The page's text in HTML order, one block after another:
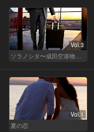
Vol.3
Vol.1
夏の恋